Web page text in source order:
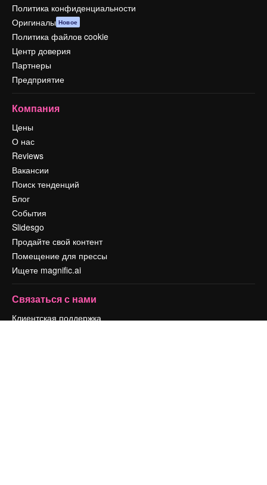
Политика конфиденциальности
Оригиналы Новое
Политика файлов cookie
Центр доверия
Партнеры
Предприятие
Компания
Цены
О нас
Reviews
Вакансии
Поиск тенденций
Блог
События
Slidesgo
Продайте свой контент
Помещение для прессы
Ищете magnific.ai
Связаться с нами
Клиентская поддержка